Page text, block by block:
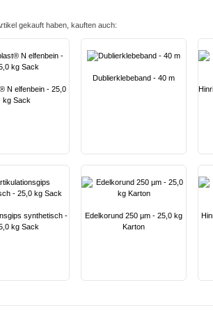
gekauft haben, kauften auch:
N elfenbein - 25,0
kg Sack
Dublierklebeband - 40 m
synthetisch -
kg Sack
Edelkorund 250 µm - 25,0 kg
Karton